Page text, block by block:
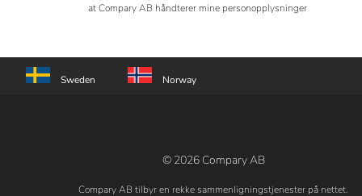
at Compary AB håndterer mine personopplysninger
Sweden Norway
© 2026 Compary AB
Compary AB tilbyr en rekke sammenligningstjenester på nettet.